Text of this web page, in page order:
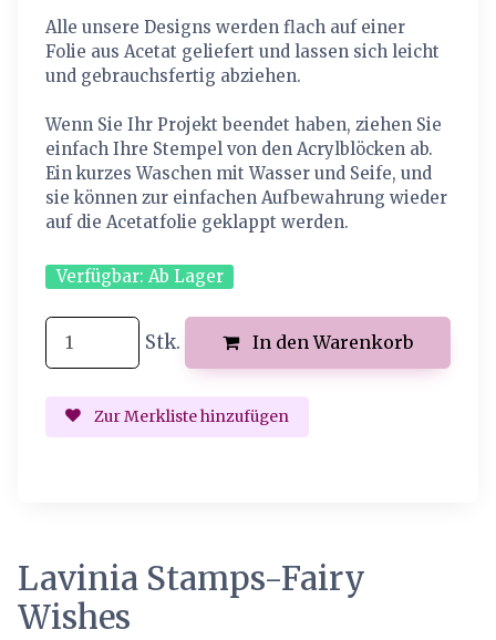
Alle unsere Designs werden flach auf einer
Folie aus Acetat geliefert und lassen sich leicht
und gebrauchsfertig abziehen.
Wenn Sie Ihr Projekt beendet haben, ziehen Sie
einfach Ihre Stempel von den Acrylblöcken ab.
Ein kurzes Waschen mit Wasser und Seife, und
sie können zur einfachen Aufbewahrung wieder
auf die Acetatfolie geklappt werden.
Verfügbar: Ab Lager
Stk. In den Warenkorb
Zur Merkliste hinzufügen
Lavinia Stamps-Fairy
Wishes